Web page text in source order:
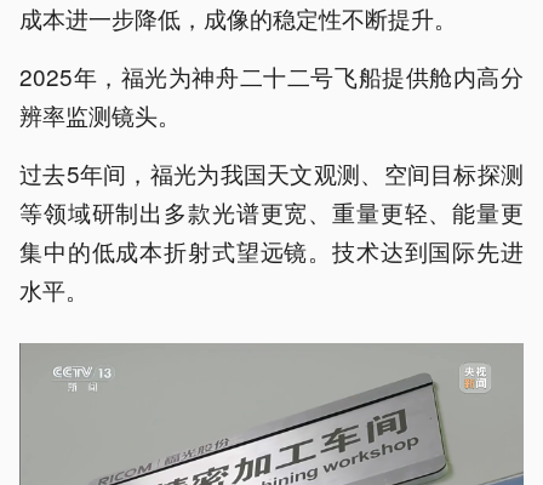
成本进一步降低，成像的稳定性不断提升。
2025年，福光为神舟二十二号飞船提供舱内高分
辨率监测镜头。
过去5年间，福光为我国天文观测、空间目标探测
等领域研制出多款光谱更宽、重量更轻、能量更
集中的低成本折射式望远镜。技术达到国际先进
水平。